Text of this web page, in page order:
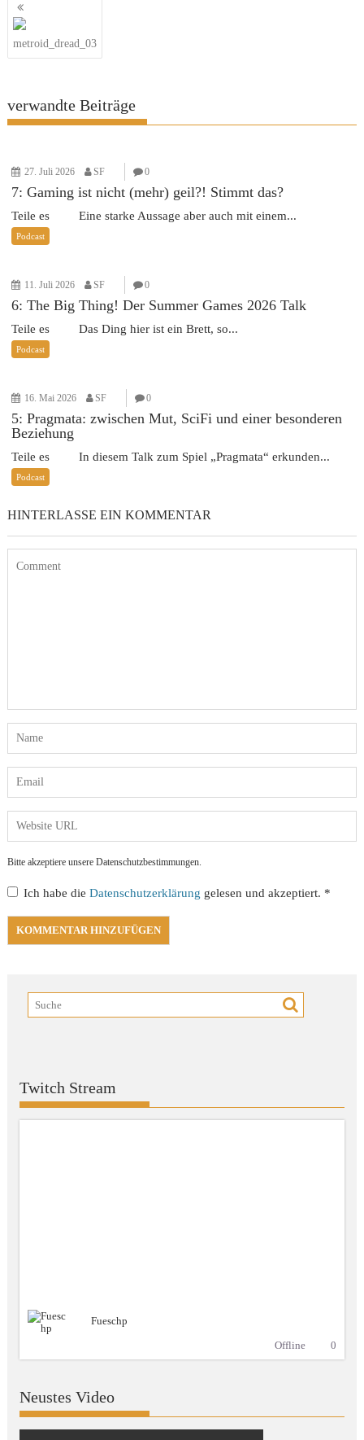
metroid_dread_03
verwandte Beiträge
27. Juli 2026 SF 0
7: Gaming ist nicht (mehr) geil?! Stimmt das?
Teile es Eine starke Aussage aber auch mit einem...
Podcast
11. Juli 2026 SF 0
6: The Big Thing! Der Summer Games 2026 Talk
Teile es Das Ding hier ist ein Brett, so...
Podcast
16. Mai 2026 SF 0
5: Pragmata: zwischen Mut, SciFi und einer besonderen
Beziehung
Teile es In diesem Talk zum Spiel „Pragmata“ erkunden...
Podcast
HINTERLASSE EIN KOMMENTAR
Bitte akzeptiere unsere Datenschutzbestimmungen.
Ich habe dieDatenschutzerklärung gelesen und akzeptiert. *
Twitch Stream
Fueschp
Offline
0
Neustes Video